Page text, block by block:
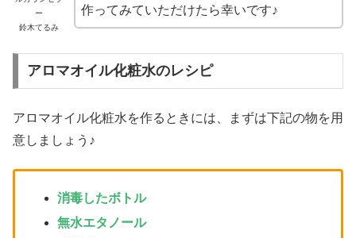
ー
鈴木てるみ
作ってみていただけたら幸いです♪
アロマオイル化粧水のレシピ
アロマオイル化粧水を作るときには、まずは下記の物を用
意しましょう♪
消毒したボトル
無水エタノール